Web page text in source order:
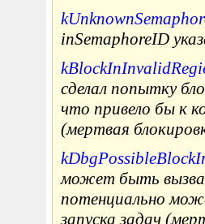
inSemaphoreID
сделал попытку
что привело бы к
(мертвая
может быть
потенциально
запуска задач